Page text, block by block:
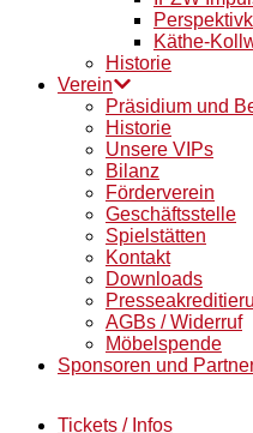
Käthe-
Historie
Verein
Präsidium und
Historie
Unsere VIPs
Bilanz
Förderverein
Geschäftsstelle
Spielstätten
Kontakt
Downloads
AGBs / Widerruf
Möbelspende
Sponsoren und
Tickets / Infos